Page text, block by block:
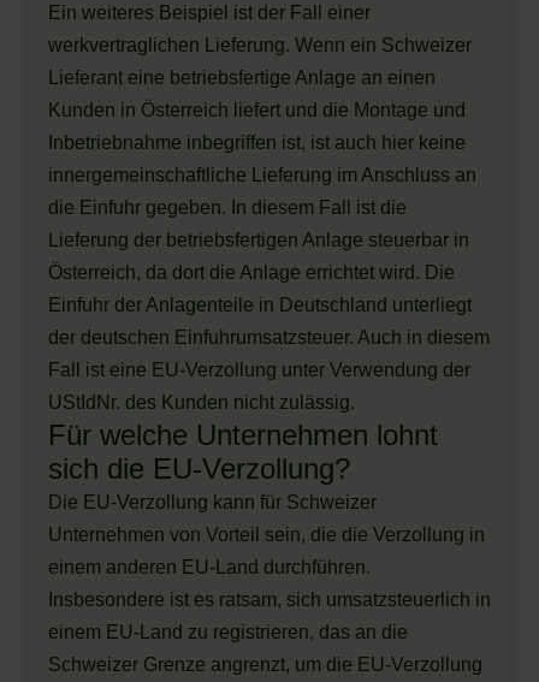
Ein weiteres Beispiel ist der Fall einer
werkvertraglichen Lieferung. Wenn ein Schweizer
Lieferant eine betriebsfertige Anlage an einen
Kunden in Österreich liefert und die Montage und
Inbetriebnahme inbegriffen ist, ist auch hier keine
innergemeinschaftliche Lieferung im Anschluss an
die Einfuhr gegeben. In diesem Fall ist die
Lieferung der betriebsfertigen Anlage steuerbar in
Österreich, da dort die Anlage errichtet wird. Die
Einfuhr der Anlagenteile in Deutschland unterliegt
der deutschen Einfuhrumsatzsteuer. Auch in diesem
Fall ist eine EU-Verzollung unter Verwendung der
UStIdNr. des Kunden nicht zulässig.
Für welche Unternehmen lohnt
sich die EU-Verzollung?
Die EU-Verzollung kann für Schweizer
Unternehmen von Vorteil sein, die die Verzollung in
einem anderen EU-Land durchführen.
Insbesondere ist es ratsam, sich umsatzsteuerlich in
einem EU-Land zu registrieren, das an die
Schweizer Grenze angrenzt, um die EU-Verzollung